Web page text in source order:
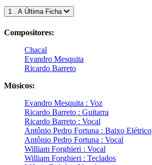
1 . A Última Ficha
Compositores:
Chacal
Evandro Mesquita
Ricardo Barreto
Músicos:
Evandro Mesquita : Voz
Ricardo Barreto : Guitarra
Ricardo Barreto : Vocal
Antônio Pedro Fortuna : Baixo Elétrico
Antônio Pedro Fortuna : Vocal
William Forghieri : Vocal
William Forghieri : Teclados